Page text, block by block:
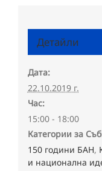
Детайли
Дата:
22.10.2019 г.
Час:
15:00 - 18:00
Категории за
150 години БАН,
и национална